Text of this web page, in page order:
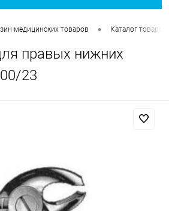
медицинских товаров • Каталог товаров
правых нижних
23